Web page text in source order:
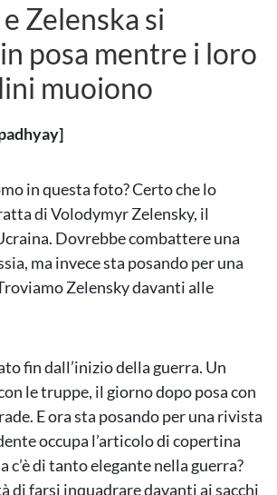
Zelenska si
posa mentre i loro
muoiono
]
in questa foto? Certo che lo
di Volodymyr Zelensky, il
Dovrebbe combattere una
ma invece sta posando per una
Zelensky davanti alle
fin dall’inizio della guerra. Un
le truppe, il giorno dopo posa con
E ora sta posando per una rivista
occupa l’articolo di copertina
c’è di tanto elegante nella guerra?
di farsi inquadrare davanti ai sacchi